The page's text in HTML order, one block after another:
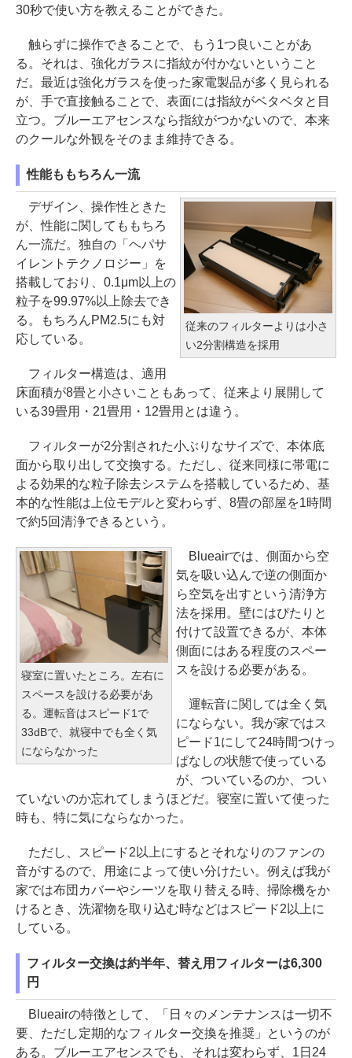
30秒で使い方を教えることができた。
触らずに操作できることで、もう1つ良いことがあ
る。それは、強化ガラスに指紋が付かないということ
だ。最近は強化ガラスを使った家電製品が多く見られる
が、手で直接触ることで、表面には指紋がベタベタと目
立つ。ブルーエアセンスなら指紋がつかないので、本来
のクールな外観をそのまま維持できる。
性能ももちろん一流
従来のフィルターよりは小さ
い2分割構造を採用
デザイン、操作性ときた
が、性能に関してももちろ
ん一流だ。独自の「ヘパサ
イレントテクノロジー」を
搭載しており、0.1μm以上の
粒子を99.97%以上除去でき
る。もちろんPM2.5にも対
応している。
フィルター構造は、適用
床面積が8畳と小さいこともあって、従来より展開して
いる39畳用・21畳用・12畳用とは違う。
フィルターが2分割された小ぶりなサイズで、本体底
面から取り出して交換する。ただし、従来同様に帯電に
よる効果的な粒子除去システムを搭載しているため、基
本的な性能は上位モデルと変わらず、8畳の部屋を1時間
で約5回清浄できるという。
寝室に置いたところ。左右に
スペースを設ける必要があ
る。運転音はスピード1で
33dBで、就寝中でも全く気
にならなかった
Blueairでは、側面から空
気を吸い込んで逆の側面か
ら空気を出すという清浄方
法を採用。壁にはぴたりと
付けて設置できるが、本体
側面にはある程度のスペー
スを設ける必要がある。
運転音に関しては全く気
にならない。我が家ではス
ピード1にして24時間つけっ
ぱなしの状態で使っている
が、ついているのか、つい
ていないのか忘れてしまうほどだ。寝室に置いて使った
時も、特に気にならなかった。
ただし、スピード2以上にするとそれなりのファンの
音がするので、用途によって使い分けたい。例えば我が
家では布団カバーやシーツを取り替える時、掃除機をか
けるとき、洗濯物を取り込む時などはスピード2以上に
している。
フィルター交換は約半年、替え用フィルターは6,300
円
Blueairの特徴として、「日々のメンテナンスは一切不
要、ただし定期的なフィルター交換を推奨」というのが
ある。ブルーエアセンスでも、それは変わらず、1日24